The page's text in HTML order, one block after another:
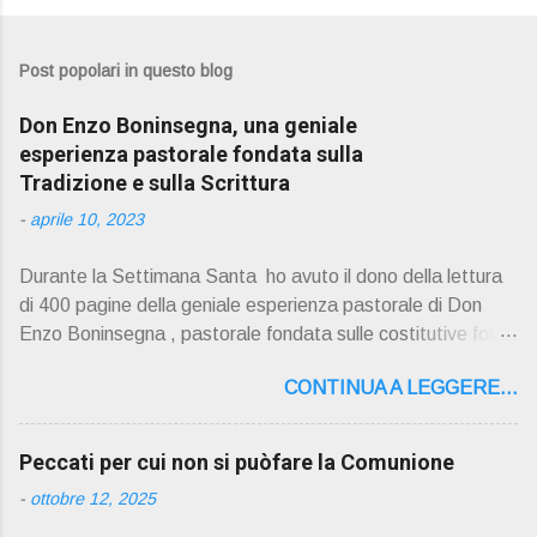
Post popolari in questo blog
Don Enzo Boninsegna, una geniale
esperienza pastorale fondata sulla
Tradizione e sulla Scrittura
- aprile 10, 2023
Durante la Settimana Santa ho avuto il dono della lettura
di 400 pagine della geniale esperienza pastorale di Don
Enzo Boninsegna , pastorale fondata sulle costitutive fon ti
Dio giunta in continuit à ecclesiale a noi per mezzo di Gesù,
degli Apostoli e dei loro successori . Io don Gino Oliosi v
orrei contribuire ad una lettura non pregiudiziale su don
Enzo Boninsegna . Per gli ultimi tempi di vita l'ho scelto
come Confessore. Del suo volume " ERO "CURATO" …
CONTINUA A LEGGERE...
Peccati per cui non si puòfare la Comunione
- ottobre 12, 2025